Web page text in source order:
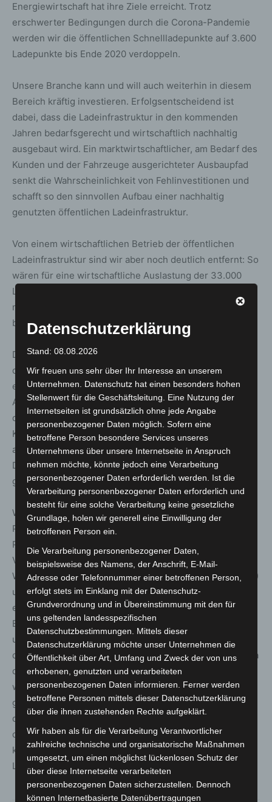
Energiewirtschaft hat ihre Ziele erreicht. Trotz
erschwerter Bedingungen durch die Corona-Pandemie
werden wir die öffentlichen Schnellladepunkte auf 3.600
Ladepunkte bis Ende 2020 verdoppeln.
Unsere Branche kann und will auch weiterhin in diesem
Bereich kräftig investieren. Erfolgsentscheidend ist
dabei, dass die Ladeinfrastruktur in den kommenden
Jahren bedarfsgerecht und wirtschaftlich nachhaltig
ausgebaut wird. Ein marktwirtschaftlicher, am Bedarf des
Kunden und der Fahrzeuge ausgerichteter Ausbaupfad
senkt die Wahrscheinlichkeit von Fehlinvestitionen und
schafft so den sinnvollen Aufbau einer nachhaltig
genutzten öffentlichen Ladeinfrastruktur.
Von einem wirtschaftlichen Betrieb der öffentlichen
Ladeinfrastruktur sind wir aber noch deutlich entfernt: So
wären für eine wirtschaftliche Auslastung der 33.000
Ladepunkte rund 550.000 vollelektrische Fahrzeuge
notwendig – es gibt aktuell aber nur rund 268.000 rein
batterieelektrische Fahrzeuge in Deutschland.
Der Hochlauf der Elektromobilität wird ein Kraftakt, der
die Unterstützung aller Akteure braucht. Es ist Zeit für
einen Elektromobilitätsgipfel, der die Branchen Energie,
Automobil, Wohnungswirtschaft, Einzelhandel, aber auch
die Kommunen an einen Tisch holt. In einer
Konzertierten Aktion Elektro-Mobilität – KEM – müssen
alle relevanten Spitzenverbände eingebunden werden.
Damit könnten wir einen kraftvollen und engagierten
gemeinsamen Schritt nach vorne machen.
Während die öffentliche Ladeinfrastruktur bis zu 20
Prozent der Ladevorgänge abdeckt, finden über 80
Prozent im privaten Bereich statt. Deshalb sind die
Verabschiedung des
Wohnungseigentumsmodernisierungsgesetzes (WEMoG)
und die staatliche Förderung privater Ladestationen
entscheidende Meilensteine für den Hochlauf der
Elektromobilität. Hier hat die Politik geliefert. Wir freuen
uns, dass die Bundesregierung auch die Netzintegration
der Elektromobilität und den aktuellen Arbeiten zum §14a
des Energiewirtschaftsgesetzes unterstützt. Wir
wünschen uns, dass sie beim Gesetz zum Aufbau einer
gebäudeintegrierten Lade- und Leitungsinfrastruktur für
die Elektromobilität (GEIG) ebenso beherzt handelt und
damit eine weitere wichtige Weichenstellung für den
künftigen bedarfsgerechten Ausbau der
Ladeinfrastruktur im privaten Bereich vornimmt.“
Datenschutzerklärung
Stand: 08.08.2026
Wir freuen uns sehr über Ihr Interesse an unserem
Unternehmen. Datenschutz hat einen besonders hohen
Stellenwert für die Geschäftsleitung. Eine Nutzung der
Internetseiten ist grundsätzlich ohne jede Angabe
personenbezogener Daten möglich. Sofern eine
betroffene Person besondere Services unseres
Unternehmens über unsere Internetseite in Anspruch
nehmen möchte, könnte jedoch eine Verarbeitung
personenbezogener Daten erforderlich werden. Ist die
Verarbeitung personenbezogener Daten erforderlich und
besteht für eine solche Verarbeitung keine gesetzliche
Grundlage, holen wir generell eine Einwilligung der
betroffenen Person ein.
Die Verarbeitung personenbezogener Daten,
beispielsweise des Namens, der Anschrift, E-Mail-
Adresse oder Telefonnummer einer betroffenen Person,
erfolgt stets im Einklang mit der Datenschutz-
Grundverordnung und in Übereinstimmung mit den für
uns geltenden landesspezifischen
Datenschutzbestimmungen. Mittels dieser
Datenschutzerklärung möchte unser Unternehmen die
Öffentlichkeit über Art, Umfang und Zweck der von uns
erhobenen, genutzten und verarbeiteten
personenbezogenen Daten informieren. Ferner werden
betroffene Personen mittels dieser Datenschutzerklärung
über die ihnen zustehenden Rechte aufgeklärt.
Wir haben als für die Verarbeitung Verantwortlicher
zahlreiche technische und organisatorische Maßnahmen
umgesetzt, um einen möglichst lückenlosen Schutz der
über diese Internetseite verarbeiteten
personenbezogenen Daten sicherzustellen. Dennoch
können Internetbasierte Datenübertragungen